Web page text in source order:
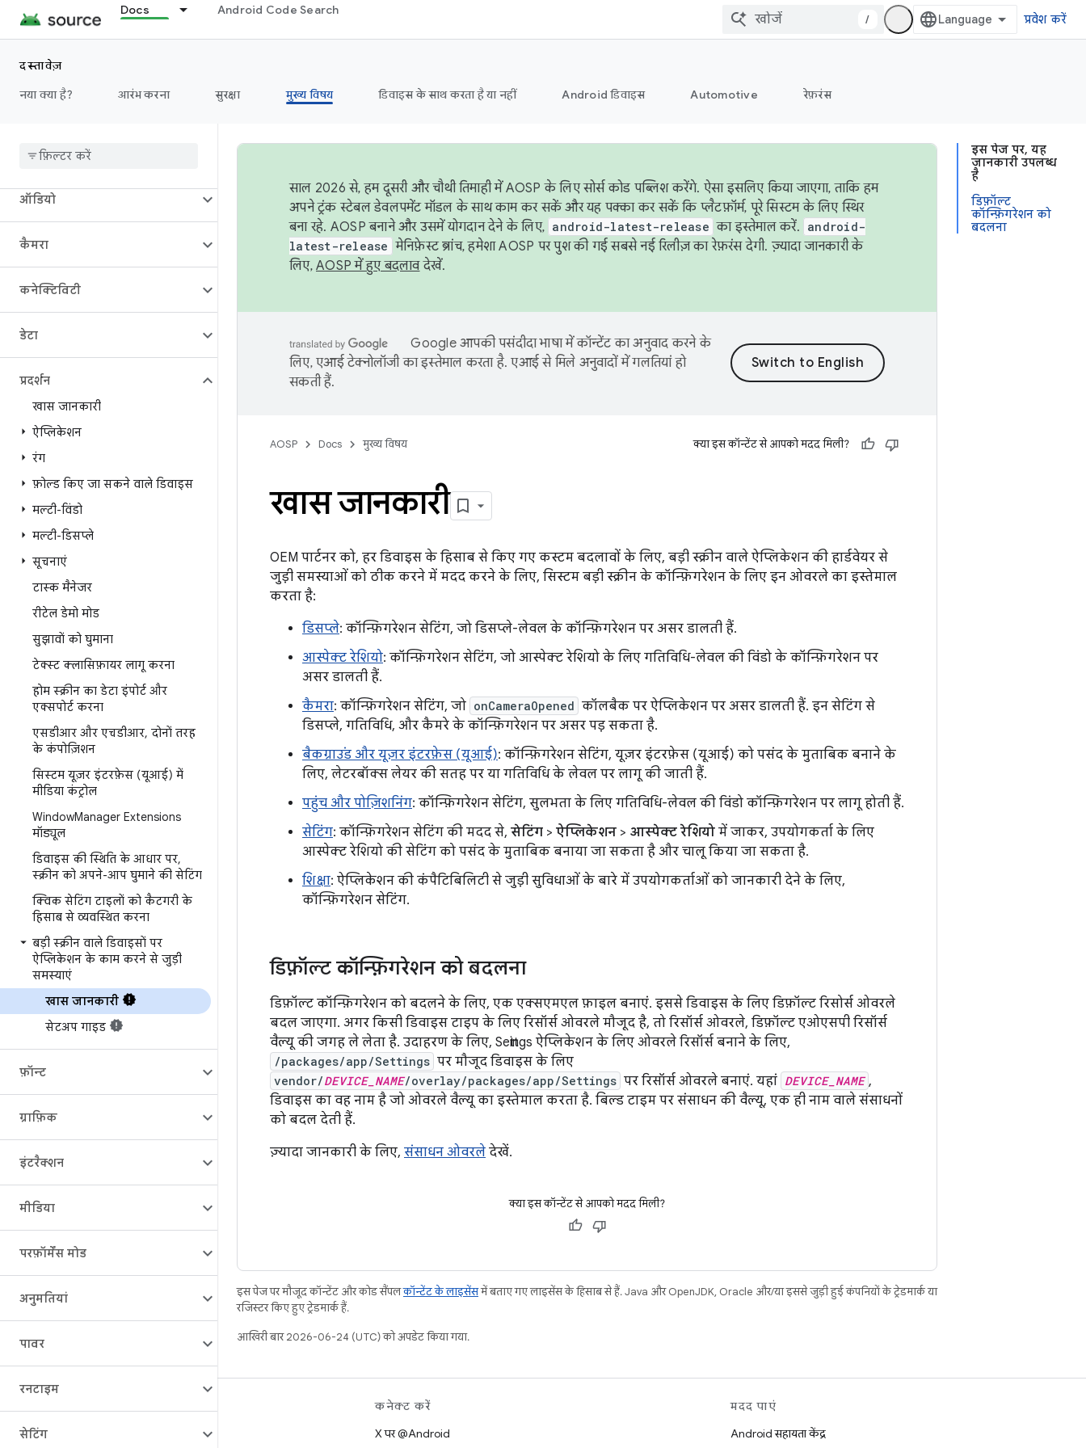
Docs Android Code Search
/ प्रवेश करें
दस्तावेज़
नया क्या है?
आरंभ करना सुरक्षा मुख्य विषय डिवाइस के साथ करता है या नहीं Android डिवाइस Automotive
रेफ़रंस
भवन निर्माण
ऑडियो
कैमरा
कनेक्टिविटी
डेटा
प्रदर्शन
खास जानकारी
ऐप्लिकेशन
रंग
फ़ोल्ड किए जा सकने वाले डिवाइस
मल्टी-विंडो
मल्टी-डिसप्ले
सूचनाएं
टास्क मैनेजर
रीटेल डेमो मोड
सुझावों को घुमाना
टेक्स्ट क्लासिफ़ायर लागू करना
होम स्क्रीन का डेटा इंपोर्ट और
एक्सपोर्ट करना
एसडीआर और एचडीआर, दोनों तरह
के कंपोज़िशन
सिस्टम यूज़र इंटरफ़ेस (यूआई) में
मीडिया कंट्रोल
WindowManager Extensions
मॉड्यूल
डिवाइस की स्थिति के आधार पर,
स्क्रीन को अपने-आप घुमाने की सेटिंग
क्विक सेटिंग टाइलों को कैटगरी के
हिसाब से व्यवस्थित करना
बड़ी स्क्रीन वाले डिवाइसों पर
ऐप्लिकेशन के काम करने से जुड़ी
समस्याएं
खास जानकारी
सेटअप गाइड
फ़ॉन्ट
ग्राफ़िक
इंटरैक्शन
मीडिया
परफ़ॉर्मेंस मोड
अनुमतियां
पावर
रनटाइम
सेटिंग
इस पेज पर, यह
जानकारी उपलब्ध
है
डिफ़ॉल्ट
कॉन्फ़िगरेशन को
बदलना
साल 2026 से, हम दूसरी और चौथी तिमाही में AOSP के लिए सोर्स कोड पब्लिश करेंगे. ऐसा इसलिए किया जाएगा, ताकि हम
अपने ट्रंक स्टेबल डेवलपमेंट मॉडल के साथ काम कर सकें और यह पक्का कर सकें कि प्लैटफ़ॉर्म, पूरे सिस्टम के लिए स्थिर
बना रहे. AOSP बनाने और उसमें योगदान देने के लिए, android-latest-release का इस्तेमाल करें. android-
latest-release मेनिफ़ेस्ट ब्रांच, हमेशा AOSP पर पुश की गई सबसे नई रिलीज़ का रेफ़रंस देगी. ज़्यादा जानकारी के
लिए, AOSP में हुए बदलावदेखें.
Google आपकी पसंदीदा भाषा में कॉन्टेंट का अनुवाद करने के
लिए, एआई टेक्नोलॉजी का इस्तेमाल करता है. एआई से मिले अनुवादों में गलतियां हो
सकती हैं.
AOSP Docs मुख्य विषय क्या इस कॉन्टेंट से आपको मदद मिली?
खास जानकारी
OEM पार्टनर को, हर डिवाइस के हिसाब से किए गए कस्टम बदलावों के लिए, बड़ी स्क्रीन वाले ऐप्लिकेशन की हार्डवेयर से
जुड़ी समस्याओं को ठीक करने में मदद करने के लिए, सिस्टम बड़ी स्क्रीन के कॉन्फ़िगरेशन के लिए इन ओवरले का इस्तेमाल
करता है:
डिसप्ले: कॉन्फ़िगरेशन सेटिंग, जो डिसप्ले-लेवल के कॉन्फ़िगरेशन पर असर डालती हैं.
आस्पेक्ट रेशियो: कॉन्फ़िगरेशन सेटिंग, जो आस्पेक्ट रेशियो के लिए गतिविधि-लेवल की विंडो के कॉन्फ़िगरेशन पर
असर डालती हैं.
कैमरा: कॉन्फ़िगरेशन सेटिंग, जो onCameraOpened कॉलबैक पर ऐप्लिकेशन पर असर डालती हैं. इन सेटिंग से
डिसप्ले, गतिविधि, और कैमरे के कॉन्फ़िगरेशन पर असर पड़ सकता है.
बैकग्राउंड और यूज़र इंटरफ़ेस (यूआई): कॉन्फ़िगरेशन सेटिंग, यूज़र इंटरफ़ेस (यूआई) को पसंद के मुताबिक बनाने के
लिए, लेटरबॉक्स लेयर की सतह पर या गतिविधि के लेवल पर लागू की जाती हैं.
पहुंच और पोज़िशनिंग: कॉन्फ़िगरेशन सेटिंग, सुलभता के लिए गतिविधि-लेवल की विंडो कॉन्फ़िगरेशन पर लागू होती हैं.
सेटिंग: कॉन्फ़िगरेशन सेटिंग की मदद से, सेटिंग > ऐप्लिकेशन > आस्पेक्ट रेशियो में जाकर, उपयोगकर्ता के लिए
आस्पेक्ट रेशियो की सेटिंग को पसंद के मुताबिक बनाया जा सकता है और चालू किया जा सकता है.
शिक्षा: ऐप्लिकेशन की कंपैटिबिलिटी से जुड़ी सुविधाओं के बारे में उपयोगकर्ताओं को जानकारी देने के लिए,
कॉन्फ़िगरेशन सेटिंग.
डिफ़ॉल्ट कॉन्फ़िगरेशन को बदलना
डिफ़ॉल्ट कॉन्फ़िगरेशन को बदलने के लिए, एक एक्सएमएल फ़ाइल बनाएं. इससे डिवाइस के लिए डिफ़ॉल्ट रिसोर्स ओवरले
बदल जाएगा. अगर किसी डिवाइस टाइप के लिए रिसॉर्स ओवरले मौजूद है, तो रिसॉर्स ओवरले, डिफ़ॉल्ट एओएसपी रिसॉर्स
वैल्यू की जगह ले लेता है. उदाहरण के लिए, Settings ऐप्लिकेशन के लिए ओवरले रिसॉर्स बनाने के लिए,
/packages/app/Settings पर मौजूद डिवाइस के लिए
vendor/DEVICE_NAME/overlay/packages/app/Settings पर रिसॉर्स ओवरले बनाएं. यहां DEVICE_NAME ,
डिवाइस का वह नाम है जो ओवरले वैल्यू का इस्तेमाल करता है. बिल्ड टाइम पर संसाधन की वैल्यू, एक ही नाम वाले संसाधनों
को बदल देती हैं.
ज़्यादा जानकारी के लिए, संसाधन ओवरले देखें.
क्या इस कॉन्टेंट से आपको मदद मिली?
इस पेज पर मौजूद कॉन्टेंट और कोड सैंपलकॉन्टेंट के लाइसेंसमें बताए गए लाइसेंस के हिसाब से हैं. Java और OpenJDK, Oracle और/या इससे जुड़ी हुई कंपनियों के ट्रेडमार्क या
रजिस्टर किए हुए ट्रेडमार्क हैं.
आखिरी बार 2026-06-24 (UTC) को अपडेट किया गया.
Android डेटा संग्रह स्थान
कनेक्ट करें
X पर @Android
मदद पाएं
Android सहायता केंद्र